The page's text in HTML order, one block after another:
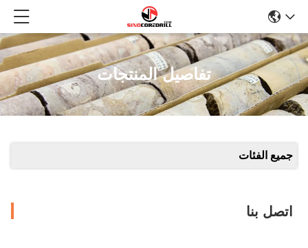
تفاصيل المنتجات
جميع الفئات
اتصل بنا